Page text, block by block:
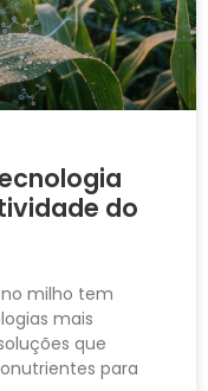
do
milho tem
mais
que
para